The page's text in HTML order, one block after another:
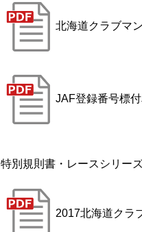
北海道クラブマ
JAF登録番号標
特別規則書・レースシリー
2017北海道クラ